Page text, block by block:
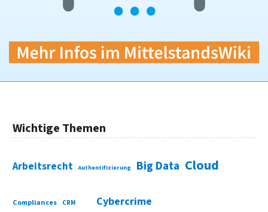
Wichtige Themen
Arbeitsrecht Authentifizierung Big Data Cloud
Compliances CRM Cybercrime